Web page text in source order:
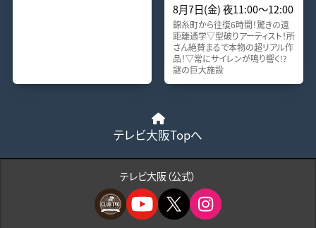
8月7日(金) 夜11:00〜12:00
錦糸町から往復6時間！驚きの遠
距離通学▽型破りアーティスト！所
さん絶賛まるで本物の超リアル作
品！▽常にサイレンが鳴り響く!?
謎の巨大施設
テレビ大阪Topへ
テレビ大阪（公式）